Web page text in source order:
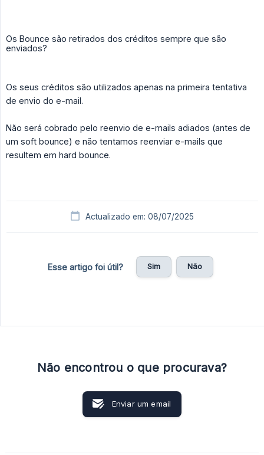
Os Bounce são retirados dos créditos sempre que são
enviados?
Os seus créditos são utilizados apenas na primeira tentativa
de envio do e-mail.
Não será cobrado pelo reenvio de e-mails adiados (antes de
um soft bounce) e não tentamos reenviar e-mails que
resultem em hard bounce.
Actualizado em: 08/07/2025
Esse artigo foi útil? Sim Não
Não encontrou o que procurava?
Enviar um email